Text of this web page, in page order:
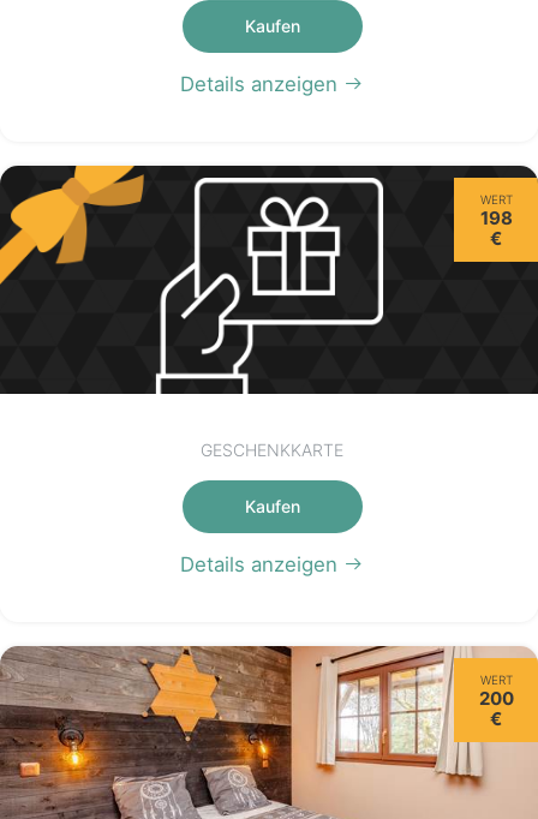
Kaufen
Details anzeigen
WERT
198
€
GESCHENKKARTE
Kaufen
Details anzeigen
WERT
200
€